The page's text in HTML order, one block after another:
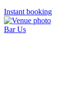
Instant booking
Bar Us